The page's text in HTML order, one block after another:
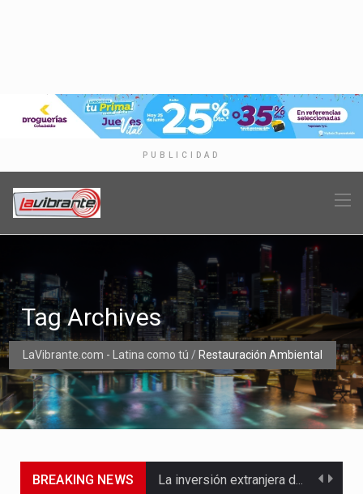
PUBLICIDAD
LaVibrante.com - Latina como tú / Restauración Ambiental
Tag Archives
BREAKING NEWS La inversión extranjera directa en Colombia comenzó a dar señales…